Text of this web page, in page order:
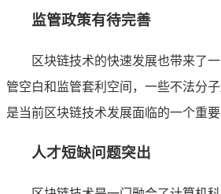
监管政策有待完善
区块链技术的快速发展也带来了
管空白和监管套利空间，一些不法分
是当前区块链技术发展面临的一个重要
人才短缺问题突出